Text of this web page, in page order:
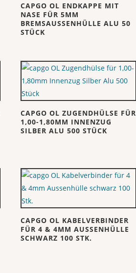
CAPGO OL ENDKAPPE MIT
NASE FÜR 5MM
BREMSAUSSENHÜLLE ALU 50
STÜCK
CAPGO OL ZUGENDHÜLSE FÜR
1,00-1,80MM INNENZUG
SILBER ALU 500 STÜCK
CAPGO OL KABELVERBINDER
FÜR 4 & 4MM AUSSENHÜLLE
SCHWARZ 100 STK.